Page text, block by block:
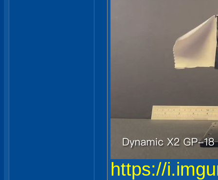
https://